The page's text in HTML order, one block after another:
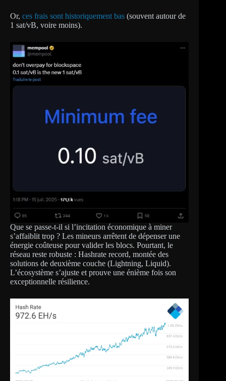
Or, ces frais sont historiquement bas (souvent autour de
1 sat/vB, voire moins).
Que se passe-t-il si l’incitation économique à miner
s’affaiblit trop ? Les mineurs arrêtent de dépenser une
énergie coûteuse pour valider les blocs. Pourtant, le
réseau reste robuste : Hashrate record, montée des
solutions de deuxième couche (Lightning, Liquid).
L’écosystème s’ajuste et prouve une énième fois son
exceptionnelle résilience.